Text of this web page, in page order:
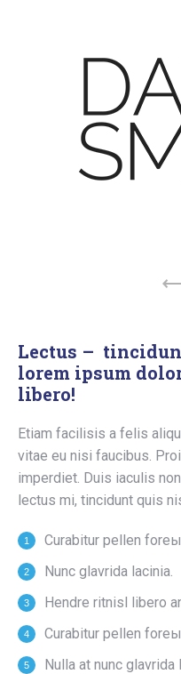
Lectus –
lorem ipsum
libero!
Etiam facilisis a felis
vitae eu nisi faucibus.
imperdiet. Duis iaculis
lectus mi, tincidunt quis
Curabitur pellen
Nunc glavrida lacinia.
Hendre ritnisl libero
Curabitur pellen
Nulla at nunc glavrida